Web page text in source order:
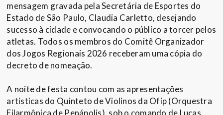
mensagem gravada pela Secretária de Esportes do
Estado de São Paulo, Claudia Carletto, desejando
sucesso à cidade e convocando o público a torcer pelos
atletas. Todos os membros do Comitê Organizador
dos Jogos Regionais 2026 receberam uma cópia do
decreto de nomeação.
A noite de festa contou com as apresentações
artísticas do Quinteto de Violinos da Ofip (Orquestra
Filarmônica de Penápolis), sob o comando de Lucas